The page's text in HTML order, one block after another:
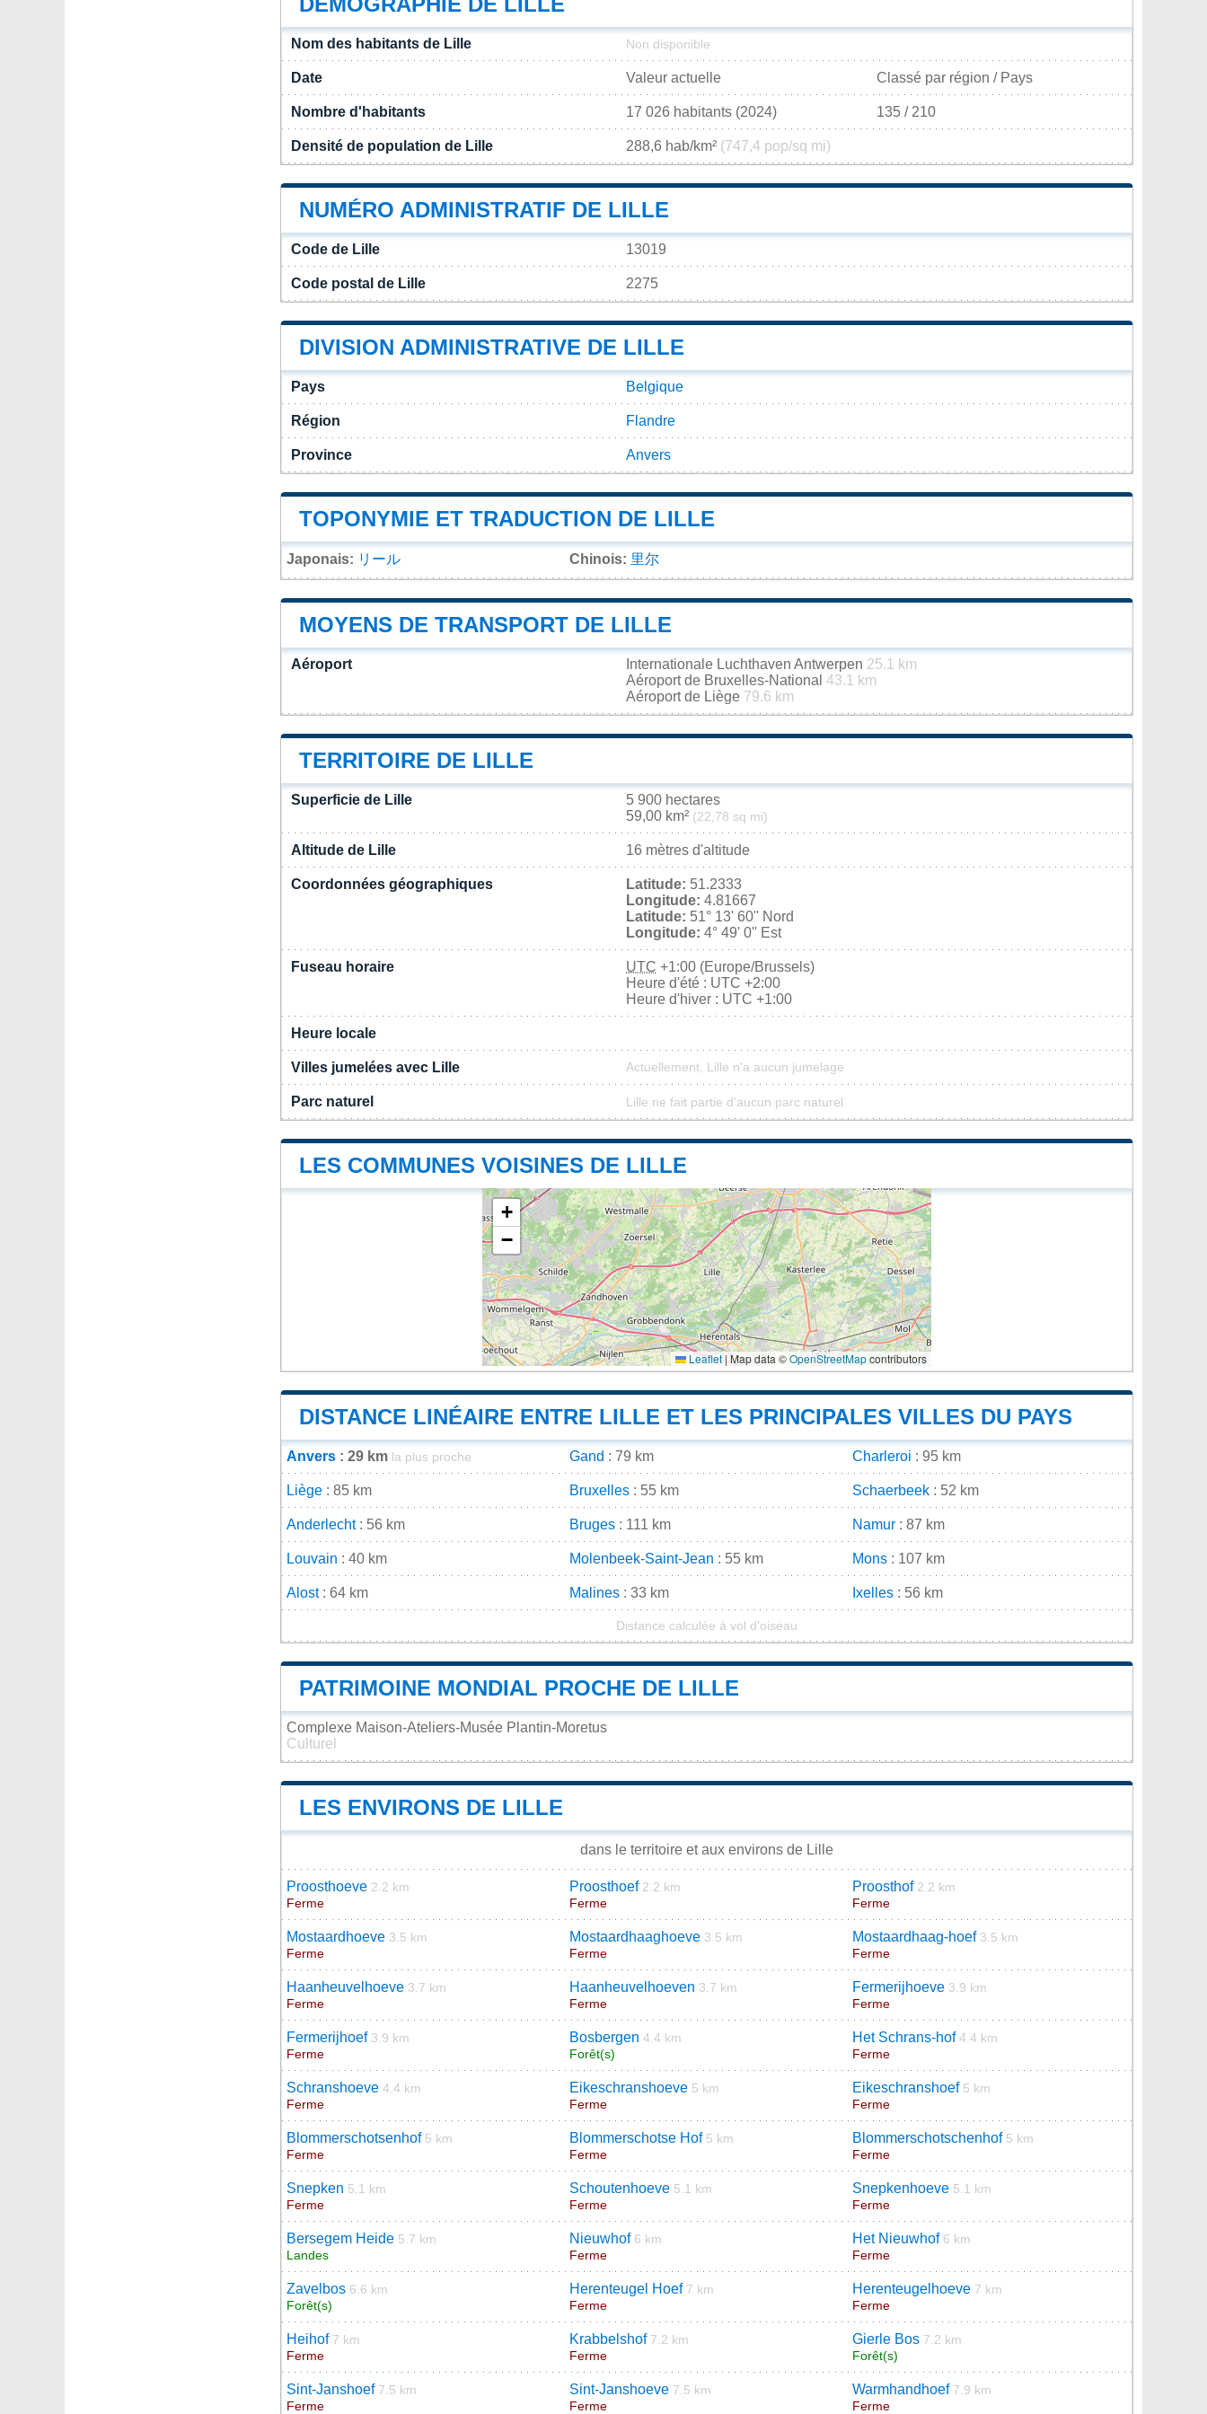
Nom des habitants de Lille Non disponible
Date Valeur actuelle Classé par région / Pays
Nombre d'habitants 17 026 habitants (2024) 135 / 210
Densité de population de Lille 288,6 hab/km² (747,4 pop/sq mi)
NUMÉRO ADMINISTRATIF DE LILLE
Code de Lille 13019
Code postal de Lille 2275
DIVISION ADMINISTRATIVE DE LILLE
Pays Belgique
Région Flandre
Province Anvers
TOPONYMIE ET TRADUCTION DE LILLE
Japonais: リール Chinois: 里尔
MOYENS DE TRANSPORT DE LILLE
Aéroport Internationale Luchthaven Antwerpen 25.1 km
Aéroport de Bruxelles-National 43.1 km
Aéroport de Liège 79.6 km
TERRITOIRE DE LILLE
Superficie de Lille
5 900 hectares
59,00 km² (22,78 sq mi)
Altitude de Lille 16 mètres d'altitude
Coordonnées géographiques Latitude: 51.2333
Longitude: 4.81667
Latitude: 51° 13' 60'' Nord
Longitude: 4° 49' 0'' Est
Fuseau horaire UTC +1:00 (Europe/Brussels)
Heure d'été : UTC +2:00
Heure d'hiver : UTC +1:00
Heure locale
Villes jumelées avec Lille Actuellement, Lille n'a aucun jumelage
Parc naturel Lille ne fait partie d'aucun parc naturel
LES COMMUNES VOISINES DE LILLE
+
−
Leaflet|Map data ©OpenStreetMapcontributors
DISTANCE LINÉAIRE ENTRE LILLE ET LES PRINCIPALES VILLES DU PAYS
Anvers : 29 km la plus proche Gand : 79 km Charleroi : 95 km
Liège : 85 km Bruxelles : 55 km Schaerbeek : 52 km
Anderlecht: 56 km Bruges : 111 km Namur : 87 km
Louvain : 40 km Molenbeek-Saint-Jean : 55 km Mons : 107 km
Alost: 64 km Malines : 33 km Ixelles : 56 km
Distance calculée à vol d'oiseau
PATRIMOINE MONDIAL PROCHE DE LILLE
Complexe Maison-Ateliers-Musée Plantin-Moretus
Culturel
LES ENVIRONS DE LILLE
dans le territoire et aux environs de Lille
Proosthoeve 2.2 km
Ferme
Proosthoef 2.2 km
Ferme
Proosthof 2.2 km
Ferme
Mostaardhoeve 3.5 km
Ferme
Mostaardhaaghoeve 3.5 km
Ferme
Mostaardhaag-hoef 3.5 km
Ferme
Haanheuvelhoeve 3.7 km
Ferme
Haanheuvelhoeven 3.7 km
Ferme
Fermerijhoeve 3.9 km
Ferme
Fermerijhoef 3.9 km
Ferme
Bosbergen 4.4 km
Forêt(s)
Het Schrans-hof 4.4 km
Ferme
Schranshoeve 4.4 km
Ferme
Eikeschranshoeve 5 km
Ferme
Eikeschranshoef 5 km
Ferme
Blommerschotsenhof 5 km
Ferme
Blommerschotse Hof 5 km
Ferme
Blommerschotschenhof 5 km
Ferme
Snepken 5.1 km
Ferme
Schoutenhoeve 5.1 km
Ferme
Snepkenhoeve 5.1 km
Ferme
Bersegem Heide 5.7 km
Landes
Nieuwhof 6 km
Ferme
Het Nieuwhof 6 km
Ferme
Zavelbos 6.6 km
Forêt(s)
Herenteugel Hoef 7 km
Ferme
Herenteugelhoeve 7 km
Ferme
Heihof 7 km
Ferme
Krabbelshof 7.2 km
Ferme
Gierle Bos 7.2 km
Forêt(s)
Sint-Janshoef 7.5 km
Ferme
Sint-Janshoeve 7.5 km
Ferme
Warmhandhoef 7.9 km
Ferme